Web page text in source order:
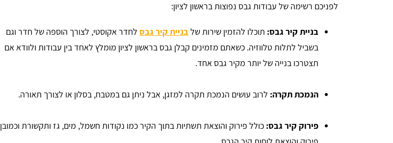
לפניכם רשימה של עבודות גבס נפוצות בראשון לציון:
בניית קיר גבס: תוכלו להזמין שירות שלבניית קיר גבס לחדר אקוסטי, לצורך הוספה של חדר וגם
בשביל לתלות טלווזיה. כשאתם מזמינים קבלן גבס בראשון לציון מומלץ לאחד בין עבודות ולוודא אם
תצטרכו בנייה של יותר מקיר גבס אחד.
הנמכת תקרה: לרוב עושים הנמכת תקרה למזגן, אבל ניתן גם במטבח, בסלון או לצורך תאורה.
פירוק קיר גבס: כולל פירוק והוצאת תשתיות בתוך הקיר כמו נקודות חשמל, מים, גז ותקשורת וכמובן